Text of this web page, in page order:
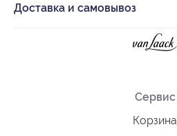
Доставка и самовывоз
Сервис
Корзина